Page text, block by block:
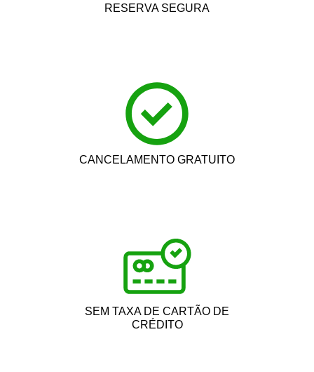
RESERVA SEGURA
CANCELAMENTO GRATUITO
SEM TAXA DE CARTÃO DE
CRÉDITO